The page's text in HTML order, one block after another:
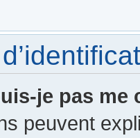
je pas me
peuvent